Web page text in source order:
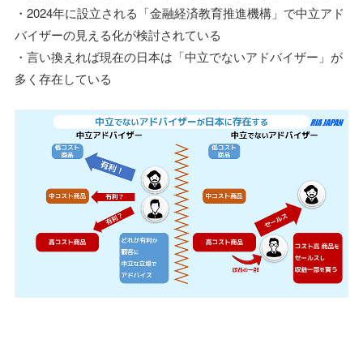
・2024年に設立される「金融経済教育推進機構」で中立アド
バイザーの見える化が検討されている
・言い換えれば現在の日本は「中立でないアドバイザー」が
多く存在している